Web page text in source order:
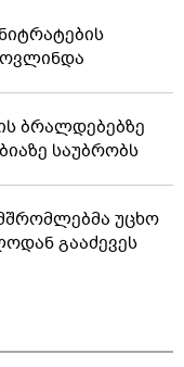
ბრალდებებზე
საუბრობს
უცხო
გააძევეს